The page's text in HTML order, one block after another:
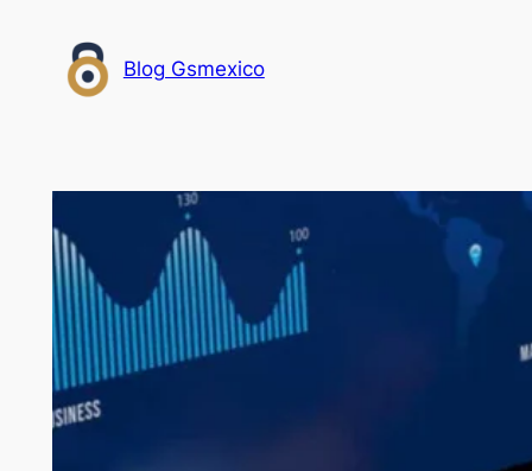
contenido
Blog Gsmexico